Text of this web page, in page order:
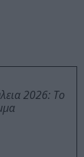
2026: Το